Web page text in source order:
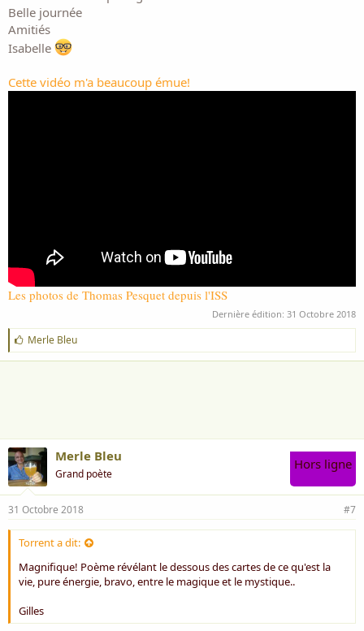
Belle journée
Amitiés
Isabelle
Cette vidéo m'a beaucoup émue!
Les photos de Thomas Pesquet depuis l'ISS
Dernière édition: 31 Octobre 2018
J
'
a
Merle Bleu
Merle Bleu
Grand poète
Hors ligne
31 Octobre 2018 #7
Torrent a dit:
Magnifique! Poème révélant le dessous des cartes de ce qu'est la
vie, pure énergie, bravo, entre le magique et le mystique..
Gilles